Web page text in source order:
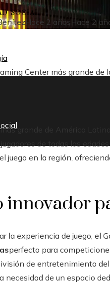
SOCIAL
Hace 2 añosHace 2
Center más grande de
grande de América
de todas las
juego en la región,
innovador
la experiencia de juego, el
perfecto para
de entretenimiento del
necesidad de un espacio